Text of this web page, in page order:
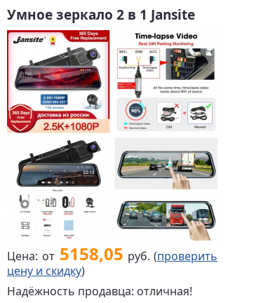
Умное зеркало 2 в 1 Jansite
Цена: от5158,05 руб. (проверить
цену и скидку)
Надёжность продавца: отличная!